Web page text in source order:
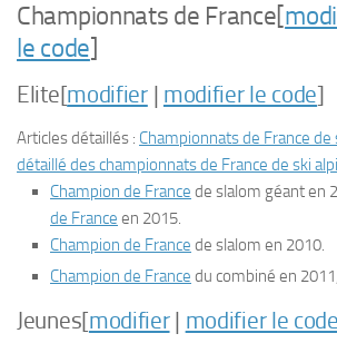
Championnats de France[
le code]
Elite[modifier| modifier le code]
Articles détaillés : Championnats de France de
détaillé des championnats de France de ski
Champion de France de slalom géant en
de France en 2015.
Champion de France de slalom en 2010.
Champion de France du combiné en 2011,
Jeunes[modifier| modifier le code